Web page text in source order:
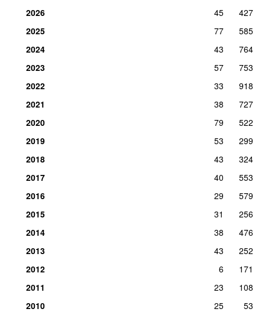
2026 45
427
2025
77
585
2024
43
764
2023
57
753
2022
33
918
2021
38
727
2020
79
522
2019
53
299
2018
43
324
2017
40
553
2016
29
579
2015
31
256
2014
38
476
2013
43
252
2012
6
171
2011
23
108
2010
25 53